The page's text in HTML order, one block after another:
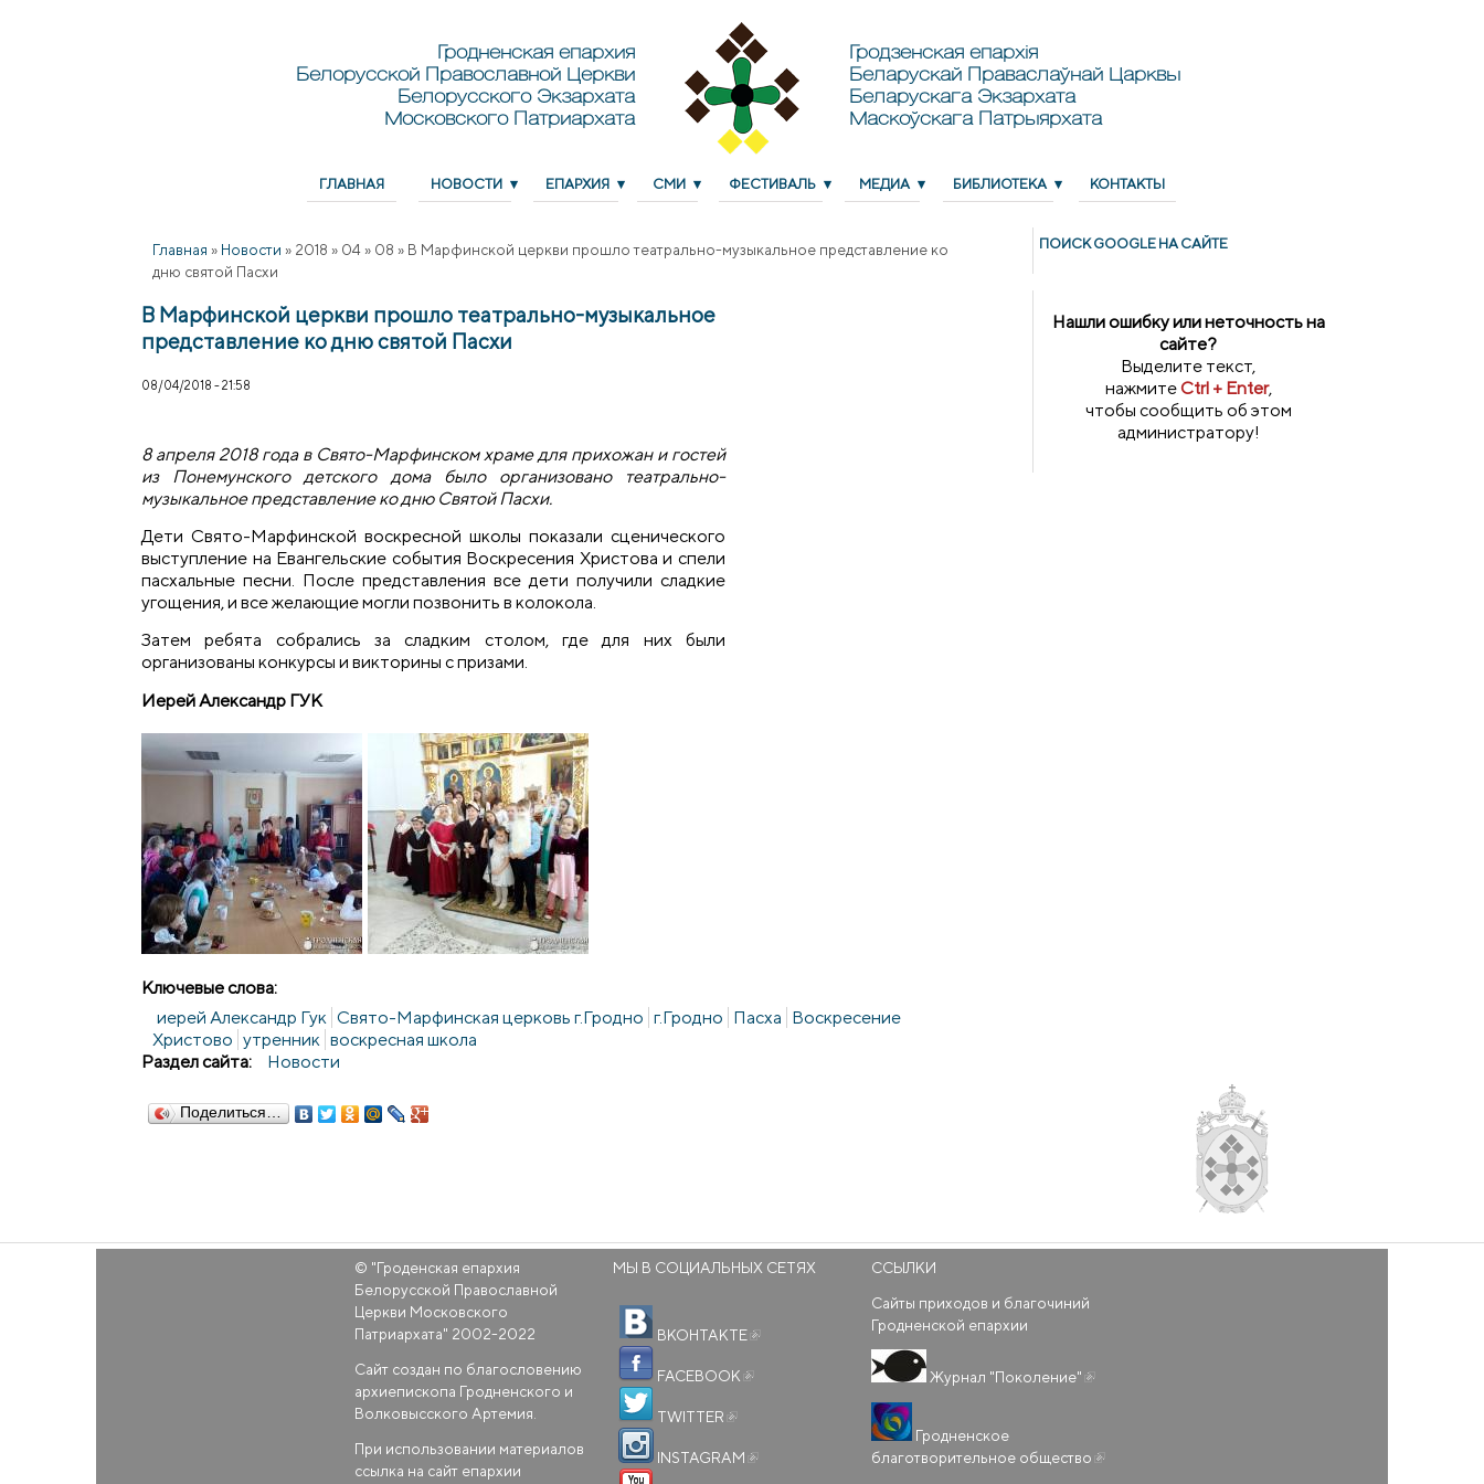
Гродненская епархия
Белорусской Православной Церкви
Белорусского Экзархата
Московского Патриархата
Гродзенская епархія
Беларускай Праваслаўнай Царквы
Беларускага Экзархата
Маскоўскага Патрыярхата
ГЛАВНАЯ НОВОСТИ ЕПАРХИЯ СМИ ФЕСТИВАЛЬ МЕДИА БИБЛИОТЕКА КОНТАКТЫ
Главная » Новости » 2018 » 04 » 08 » В Марфинской церкви прошло театрально-музыкальное представление ко
дню святой Пасхи
В Марфинской церкви прошло театрально-музыкальное
представление ко дню святой Пасхи
08/04/2018 - 21:58
8 апреля 2018 года в Свято-Марфинском храме для прихожан и гостей
из Понемунского детского дома было организовано театрально-
музыкальное представление ко дню Святой Пасхи.
Дети Свято-Марфинской воскресной школы показали сценического
выступление на Евангельские события Воскресения Христова и спели
пасхальные песни. После представления все дети получили сладкие
угощения, и все желающие могли позвонить в колокола.
Затем ребята собрались за сладким столом, где для них были
организованы конкурсы и викторины с призами.
Иерей Александр ГУК
Ключевые слова:
иерей Александр Гук Свято-Марфинская церковь г.Гродно г.Гродно Пасха Воскресение
Христово утренник воскресная школа
Раздел сайта:
Новости
Поделиться…
ПОИСК GOОGLE НА САЙТЕ
Нашли ошибку или неточность на
сайте?
Выделите текст,
нажмитеCtrl + Enter,
чтобы сообщить об этом
администратору!
© "Гроденская епархия
Белорусской Православной
Церкви Московского
Патриархата" 2002-2022
Сайт создан по благословению
архиепископа Гродненского и
Волковысского Артемия.
При использовании материалов
ссылка на сайт епархии
МЫ В СОЦИАЛЬНЫХ СЕТЯХ
ВКОНТАКТЕ
(внешняя ссылка)
FACEBOOK
TWITTER
INSTAGRAM
(внешняя ссылка)
ССЫЛКИ
Сайты приходов и благочиний
Гродненской епархии
Журнал "Поколение"
Гродненское
благотворительное общество (внешняя ссылка)